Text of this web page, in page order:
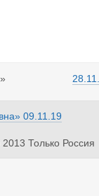
09.11.19
Только Россия